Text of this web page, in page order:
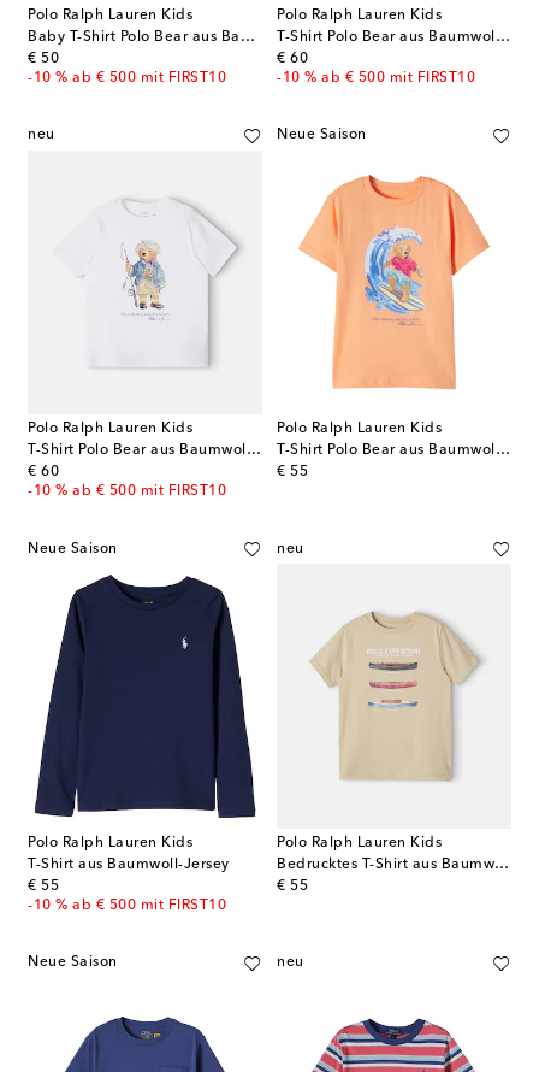
Polo Ralph Lauren Kids
Baby T-Shirt Polo Bear aus Baumwoll-Jersey
€ 50
original price
-10 % ab € 500 mit FIRST10
Polo Ralph Lauren Kids
T-Shirt Polo Bear aus Baumwoll-Jersey
€ 60
original price
-10 % ab € 500 mit FIRST10
neu
Polo Ralph Lauren Kids
T-Shirt Polo Bear aus Baumwoll-Jersey
€ 60
original price
-10 % ab € 500 mit FIRST10
Neue Saison
Polo Ralph Lauren Kids
T-Shirt Polo Bear aus Baumwoll-Jersey
€ 55
original price
Neue Saison
Polo Ralph Lauren Kids
T-Shirt aus Baumwoll-Jersey
€ 55
original price
-10 % ab € 500 mit FIRST10
neu
Polo Ralph Lauren Kids
Bedrucktes T-Shirt aus Baumwolle
€ 55
original price
Neue Saison neu